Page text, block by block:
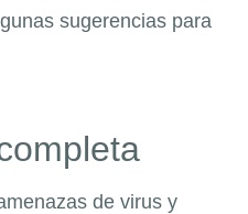
sugerencias para
de virus y